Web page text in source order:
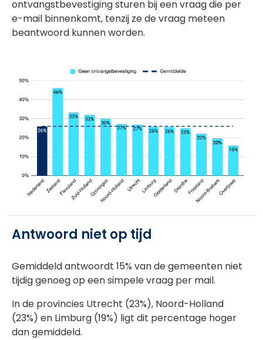
ontvangstbevestiging sturen bij een vraag die per
e-mail binnenkomt, tenzij ze de vraag meteen
beantwoord kunnen worden.
Antwoord niet op tijd
Gemiddeld antwoordt 15% van de gemeenten niet
tijdig genoeg op een simpele vraag per mail.
In de provincies Utrecht (23%), Noord-Holland
(23%) en Limburg (19%) ligt dit percentage hoger
dan gemiddeld.